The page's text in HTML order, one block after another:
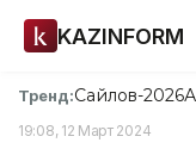
KAZINFORM
Тренд:Сайлов-2026
19:08, 12 Март 2024